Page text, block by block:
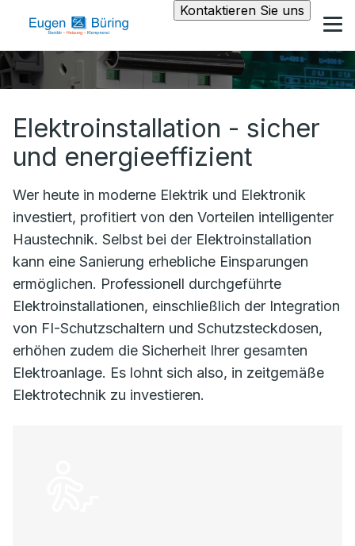
Kontaktieren Sie uns
Elektroinstallation - sicher
und energieeffizient
Wer heute in moderne Elektrik und Elektronik
investiert, profitiert von den Vorteilen intelligenter
Haustechnik. Selbst bei der Elektroinstallation
kann eine Sanierung erhebliche Einsparungen
ermöglichen. Professionell durchgeführte
Elektroinstallationen, einschließlich der Integration
von FI-Schutzschaltern und Schutzsteckdosen,
erhöhen zudem die Sicherheit Ihrer gesamten
Elektroanlage. Es lohnt sich also, in zeitgemäße
Elektrotechnik zu investieren.